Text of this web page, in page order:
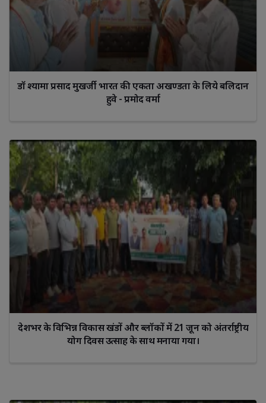
डॉ श्यामा प्रसाद मुखर्जी भारत की एकता अखण्डता के लिये बलिदान
हुवे - प्रमोद वर्मा
देशभर के विभिन्न विकास खंडों और ब्लॉकों में 21 जून को अंतर्राष्ट्रीय
योग दिवस उत्साह के साथ मनाया गया।